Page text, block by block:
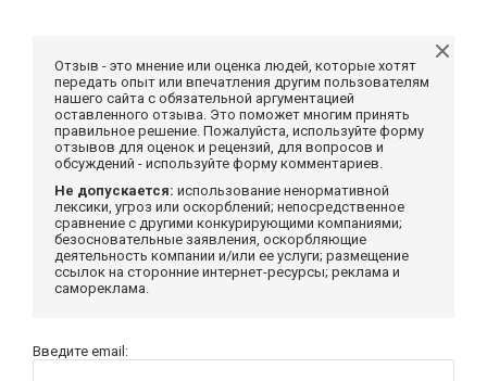
Отзыв - это мнение или оценка людей, которые хотят
передать опыт или впечатления другим пользователям
нашего сайта с обязательной аргументацией
оставленного отзыва. Это поможет многим принять
правильное решение. Пожалуйста, используйте форму
отзывов для оценок и рецензий, для вопросов и
обсуждений - используйте форму комментариев.
Не допускается: использование ненормативной
лексики, угроз или оскорблений; непосредственное
сравнение с другими конкурирующими компаниями;
безосновательные заявления, оскорбляющие
деятельность компании и/или ее услуги; размещение
ссылок на сторонние интернет-ресурсы; реклама и
самореклама.
Введите email: